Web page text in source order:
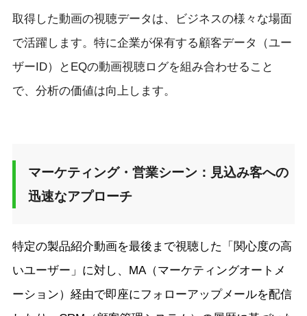
取得した動画の視聴データは、ビジネスの様々な場面
で活躍します。特に企業が保有する顧客データ（ユー
ザーID）とEQの動画視聴ログを組み合わせること
で、分析の価値は向上します。
マーケティング・営業シーン：見込み客への
迅速なアプローチ
特定の製品紹介動画を最後まで視聴した「関心度の高
いユーザー」に対し、MA（マーケティングオートメ
ーション）経由で即座にフォローアップメールを配信